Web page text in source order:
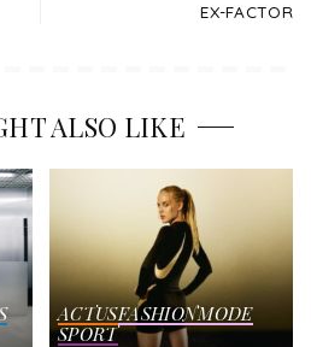
EX-FACTOR
ALSO LIKE
ACTUSFASHIONMODE
SPORT